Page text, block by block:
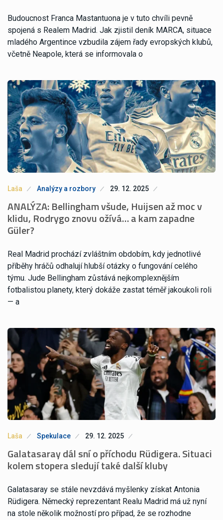
Budoucnost Franca Mastantuona je v tuto chvíli pevně
spojená s Realem Madrid. Jak zjistil deník MARCA, situace
mladého Argentince vzbudila zájem řady evropských klubů,
včetně Neapole, která se informovala o
Laša Analýzy a rozbory 29. 12. 2025
ANALÝZA: Bellingham všude, Huijsen až moc v
klidu, Rodrygo znovu ožívá… a kam zapadne
Güler?
Real Madrid prochází zvláštním obdobím, kdy jednotlivé
příběhy hráčů odhalují hlubší otázky o fungování celého
týmu. Jude Bellingham zůstává nejkomplexnějším
fotbalistou planety, který dokáže zastat téměř jakoukoli roli
— a
Laša Spekulace 29. 12. 2025
Galatasaray dál sní o příchodu Rüdigera. Situaci
kolem stopera sledují také další kluby
Galatasaray se stále nevzdává myšlenky získat Antonia
Rüdigera. Německý reprezentant Realu Madrid má už nyní
na stole několik možností pro případ, že se rozhodne